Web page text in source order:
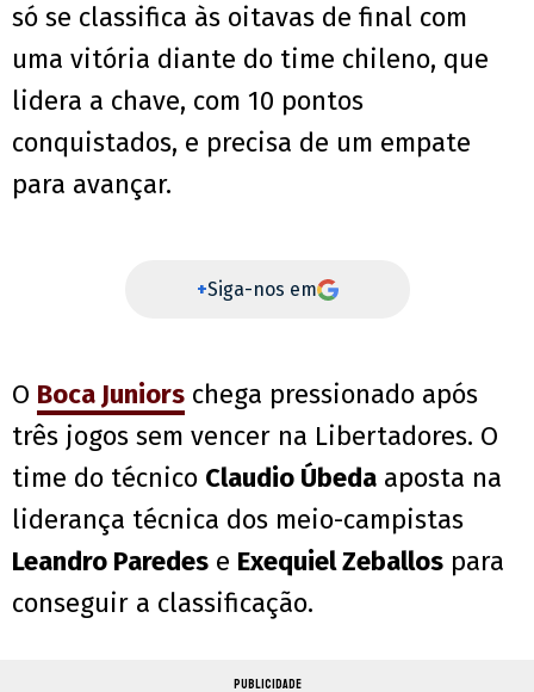
só se classifica às oitavas de final com
uma vitória diante do time chileno, que
lidera a chave, com 10 pontos
conquistados, e precisa de um empate
para avançar.
+Siga-nos em
O Boca Juniors chega pressionado após
três jogos sem vencer na Libertadores. O
time do técnico Claudio Úbeda aposta na
liderança técnica dos meio-campistas
Leandro Paredes e Exequiel Zeballos para
conseguir a classificação.
PUBLICIDADE